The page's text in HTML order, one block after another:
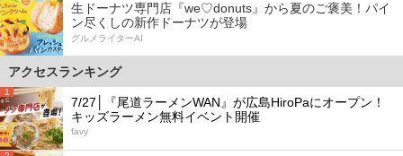
生ドーナツ専門店『we♡donuts』から夏のご褒美！パイ
ン尽くしの新作ドーナツが登場
グルメライターAI
アクセスランキング
1
7/27│『尾道ラーメンWAN』が広島HiroPaにオープン！
キッズラーメン無料イベント開催
favy